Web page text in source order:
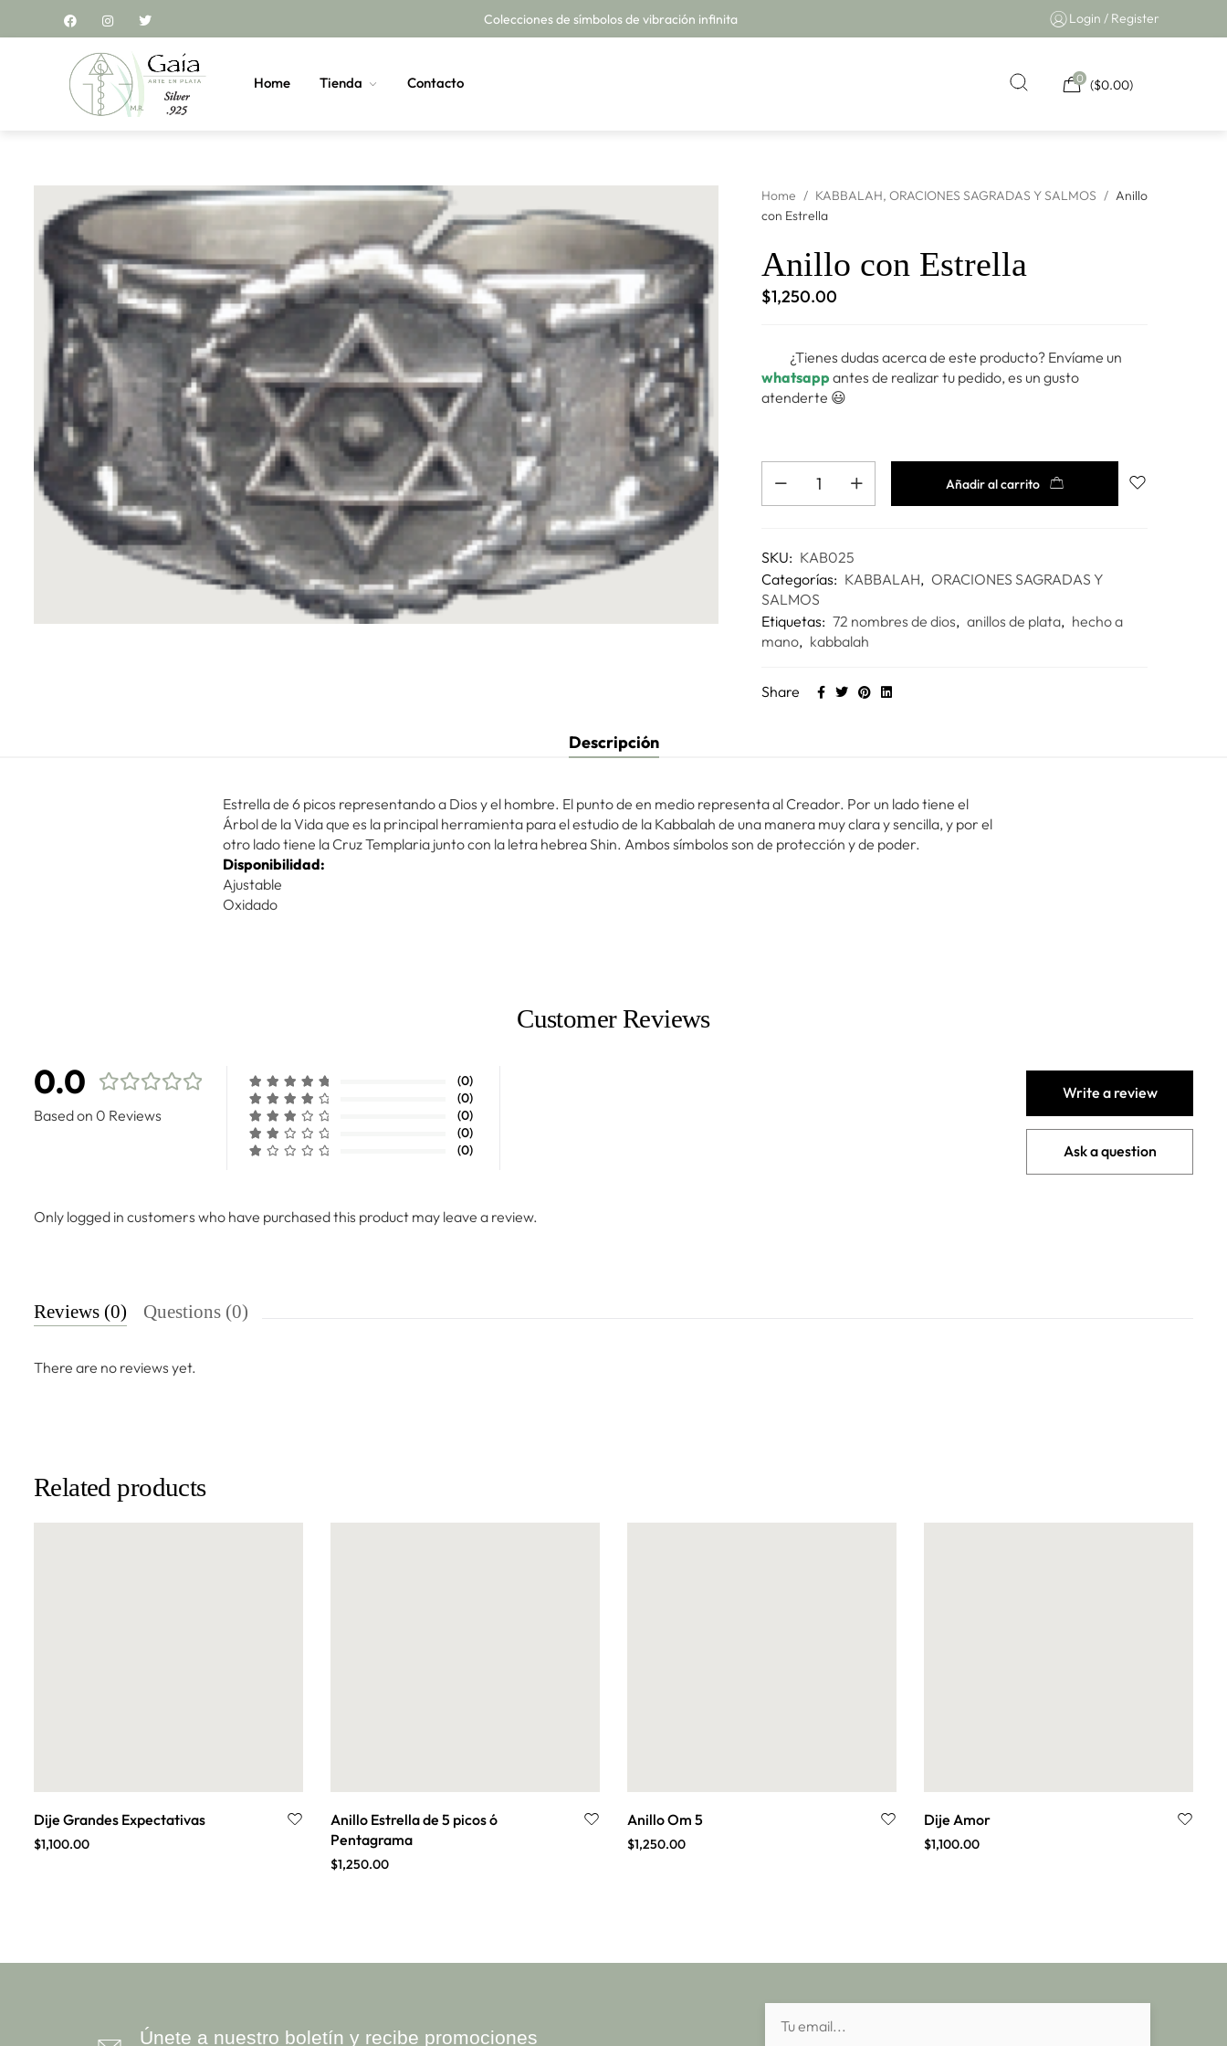
Colecciones de símbolos de vibración infinita Login / Register
Home Tienda Contacto 0 ($0.00)
Home / KABBALAH, ORACIONES SAGRADAS Y SALMOS / Anillo
con Estrella
Anillo con Estrella
$1,250.00
¿Tienes dudas acerca de este producto? Envíame un
whatsapp antes de realizar tu pedido, es un gusto
atenderte 😃
Añadir al carrito
SKU: KAB025
Categorías: KABBALAH, ORACIONES SAGRADAS Y
SALMOS
Etiquetas: 72 nombres de dios, anillos de plata, hecho a
mano, kabbalah
Share
Descripción
Estrella de 6 picos representando a Dios y el hombre. El punto de en medio representa al Creador. Por un lado tiene el
Árbol de la Vida que es la principal herramienta para el estudio de la Kabbalah de una manera muy clara y sencilla, y por el
otro lado tiene la Cruz Templaria junto con la letra hebrea Shin. Ambos símbolos son de protección y de poder.
Disponibilidad:
Ajustable
Oxidado
Customer Reviews
0.0
Based on 0 Reviews
(0)
(0)
(0)
(0)
(0)
Write a review
Ask a question
Only logged in customers who have purchased this product may leave a review.
Reviews (0) Questions (0)
There are no reviews yet.
Related products
Dije Grandes Expectativas
$1,100.00
Anillo Estrella de 5 picos ó
Pentagrama
$1,250.00
Anillo Om 5
$1,250.00
Dije Amor
$1,100.00
Únete a nuestro boletín y recibe promociones